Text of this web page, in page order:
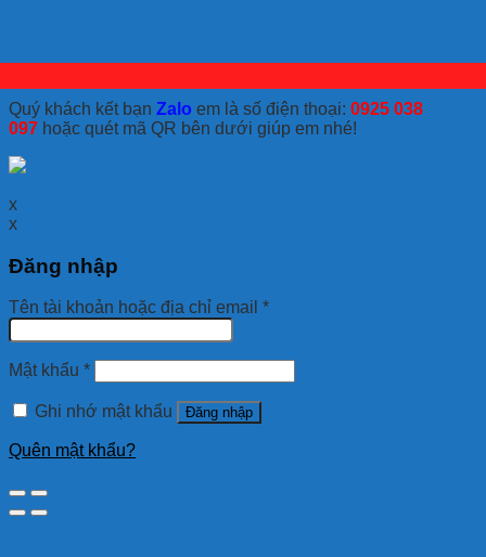
Quý khách kết bạn Zalo em là số điện thoại: 0925 038
097 hoặc quét mã QR bên dưới giúp em nhé!
x
x
Đăng nhập
Tên tài khoản hoặc địa chỉ email *
Mật khẩu *
Ghi nhớ mật khẩu Đăng nhập
Quên mật khẩu?